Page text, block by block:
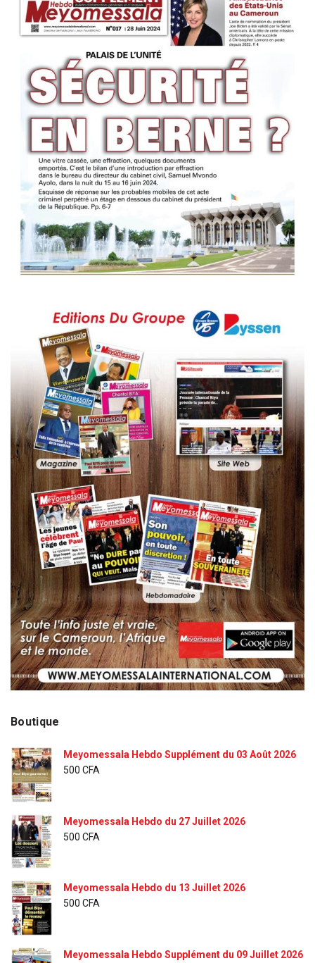
Boutique
Meyomessala Hebdo Supplément du 03 Août 2026
500 CFA
Meyomessala Hebdo du 27 Juillet 2026
500 CFA
Meyomessala Hebdo du 13 Juillet 2026
500 CFA
Meyomessala Hebdo Supplément du 09 Juillet 2026